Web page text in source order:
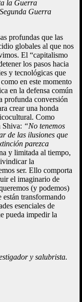
la Guerra
Guerra
profundas que las
globales al que nos
El “capitalismo
los pasos hacia
y tecnológicas que
en este momento
en la defensa común
profunda conversión
crear una honda
Como
Shiva: “No tenemos
de las ilusiones que
parezca
y limitada al tiempo,
la
ser. Ello comporta
el imaginario de
(y podemos)
están transformando
esenciales de
pueda impedir la
y salubrista.